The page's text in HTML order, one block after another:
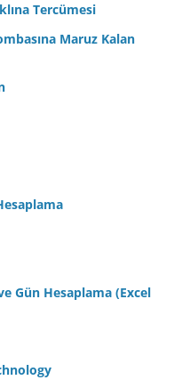
Tercümesi
Maruz Kalan
Gün Hesaplama (Excel